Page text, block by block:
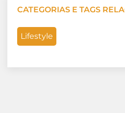
CATEGORIAS E TAGS
Lifestyle